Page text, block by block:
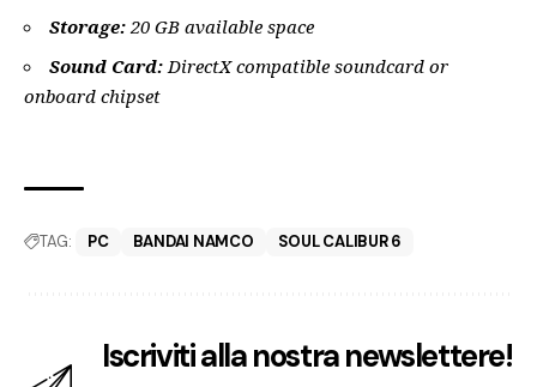
Storage: 20 GB available space
Sound Card: DirectX compatible soundcard or
onboard chipset
TAG: PC BANDAI NAMCO SOUL CALIBUR 6
Iscriviti alla nostra newslettere!